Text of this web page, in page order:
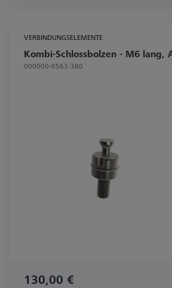
VERBINDUNGSELEMENTE
Kombi-Schlossbolzen - M6 lang,
000000-0563-380
130,00 €